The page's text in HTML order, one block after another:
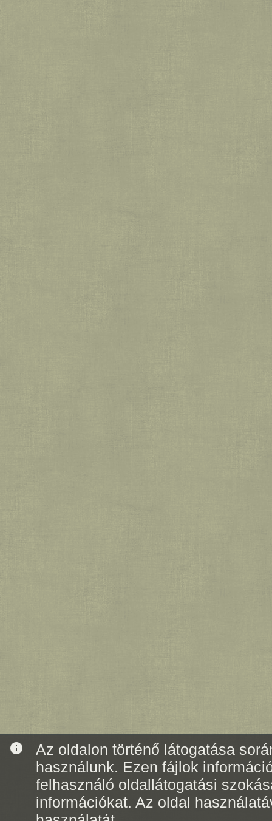
info
Az oldalon történő látogatása
használunk. Ezen fájlok
felhasználó oldallátogatási
információkat. Az oldal